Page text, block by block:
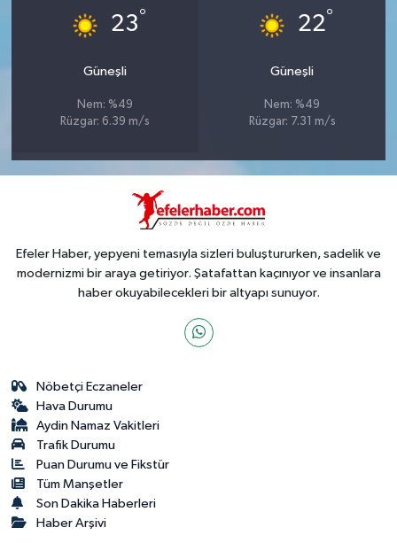
23°
Güneşli
Nem: %49
Rüzgar: 6.39 m/s
22°
Güneşli
Nem: %49
Rüzgar: 7.31 m/s
Efeler Haber, yepyeni temasıyla sizleri buluştururken, sadelik ve
modernizmi bir araya getiriyor. Şatafattan kaçınıyor ve insanlara
haber okuyabilecekleri bir altyapı sunuyor.
Nöbetçi Eczaneler
Hava Durumu
Aydin Namaz Vakitleri
Trafik Durumu
Puan Durumu ve Fikstür
Tüm Manşetler
Son Dakika Haberleri
Haber Arşivi